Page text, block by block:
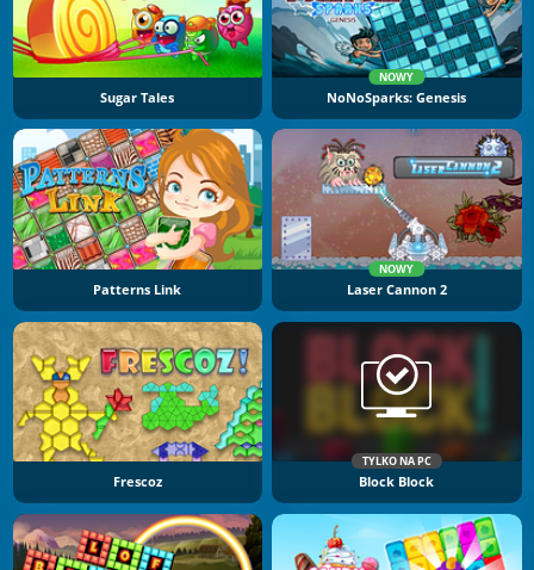
Sugar Tales
NOWY
NoNoSparks: Genesis
Patterns Link
NOWY
Laser Cannon 2
Frescoz
TYLKO NA PC
Block Block